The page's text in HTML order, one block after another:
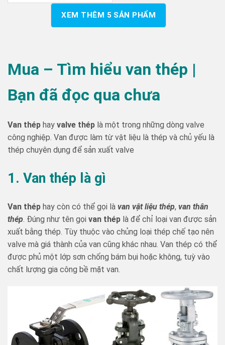
XEM THÊM 5SẢN PHẨM
Mua – Tìm hiểu van thép |
Bạn đã đọc qua chưa
Van thép hay valve thép là một trong những dòng valve
công nghiệp. Van được làm từ vật liệu là thép và chủ yếu là
thép chuyên dụng để sản xuất valve
1. Van thép là gì
Van thép hay còn có thể gọi là van vật liệu thép, van thân
thép. Đúng như tên gọi van thép là để chỉ loại van được sản
xuất bằng thép. Tùy thuộc vào chủng loại thép chế tạo nên
valve mà giá thành của van cũng khác nhau. Van thép có thể
được phủ một lớp sơn chống bám bụi hoặc không, tuỳ vào
chất lượng gia công bề mặt van.